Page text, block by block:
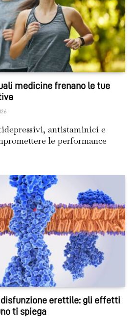
medicine frenano le tue
antistaminici e
le performance
erettile: gli effetti
ti spiega